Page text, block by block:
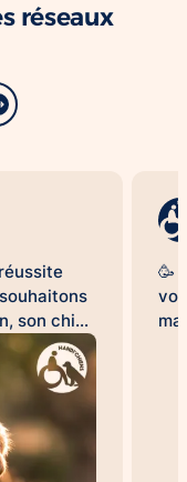
réseaux
son chien
Ron
et
de
🥳